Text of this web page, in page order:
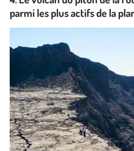
parmi les plus actifs de la